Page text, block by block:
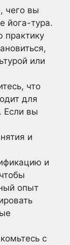
чего вы
йога-тура.
практику
или
что
для
Если вы
и
и
опыт
с